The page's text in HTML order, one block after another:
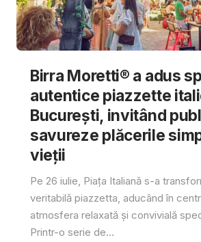
Birra Moretti® a adus
autentice piazzette
București, invitând
savureze plăcerile
vieții
Pe 26 iulie, Piața Italiană s-a
veritabilă piazzetta, aducând în
atmosfera relaxată și convivială
Printr-o serie de...